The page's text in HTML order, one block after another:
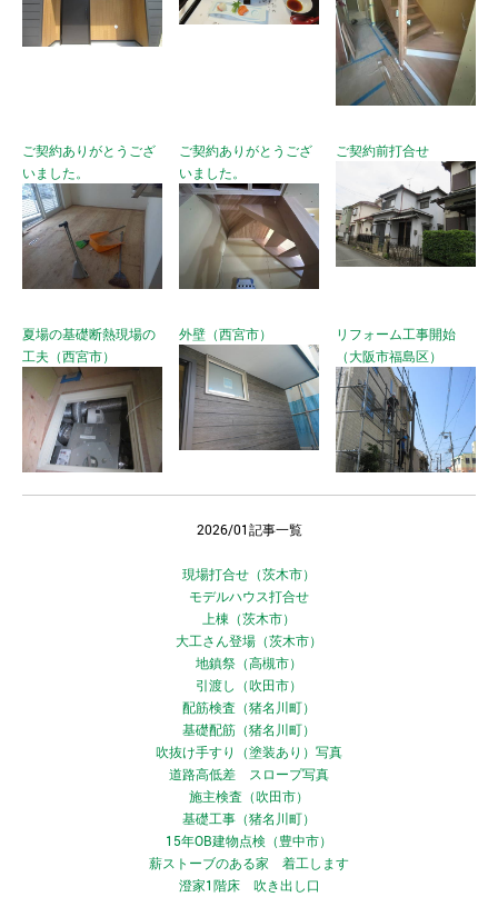
ご契約ありがとうござ
いました。
ご契約ありがとうござ
いました。
ご契約前打合せ
夏場の基礎断熱現場の
工夫（西宮市）
外壁（西宮市）
リフォーム工事開始
（大阪市福島区）
2026/01記事一覧
現場打合せ（茨木市）
モデルハウス打合せ
上棟（茨木市）
大工さん登場（茨木市）
地鎮祭（高槻市）
引渡し（吹田市）
配筋検査（猪名川町）
基礎配筋（猪名川町）
吹抜け手すり（塗装あり）写真
道路高低差 スロープ写真
施主検査（吹田市）
基礎工事（猪名川町）
15年OB建物点検（豊中市）
薪ストーブのある家 着工します
澄家1階床 吹き出し口